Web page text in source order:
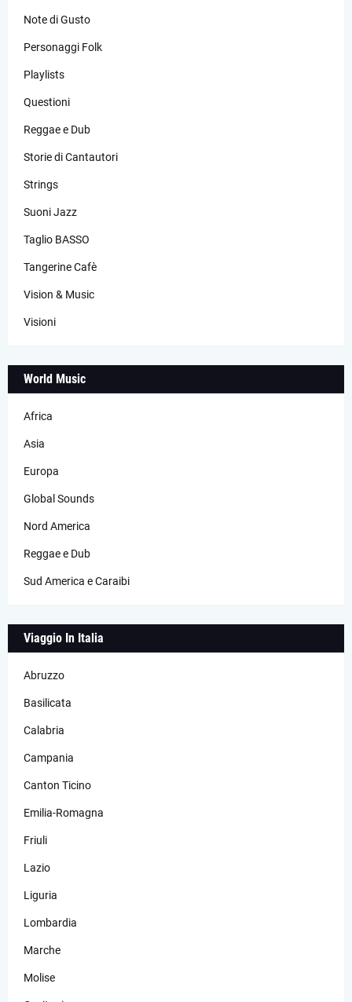
Note di Gusto
Personaggi Folk
Playlists
Questioni
Reggae e Dub
Storie di Cantautori
Strings
Suoni Jazz
Taglio BASSO
Tangerine Cafè
Vision & Music
Visioni
World Music
Africa
Asia
Europa
Global Sounds
Nord America
Reggae e Dub
Sud America e Caraibi
Viaggio In Italia
Abruzzo
Basilicata
Calabria
Campania
Canton Ticino
Emilia-Romagna
Friuli
Lazio
Liguria
Lombardia
Marche
Molise